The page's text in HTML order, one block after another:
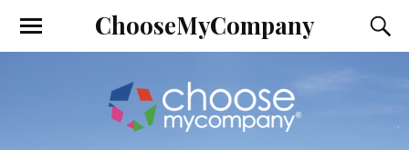
ChooseMyCompany